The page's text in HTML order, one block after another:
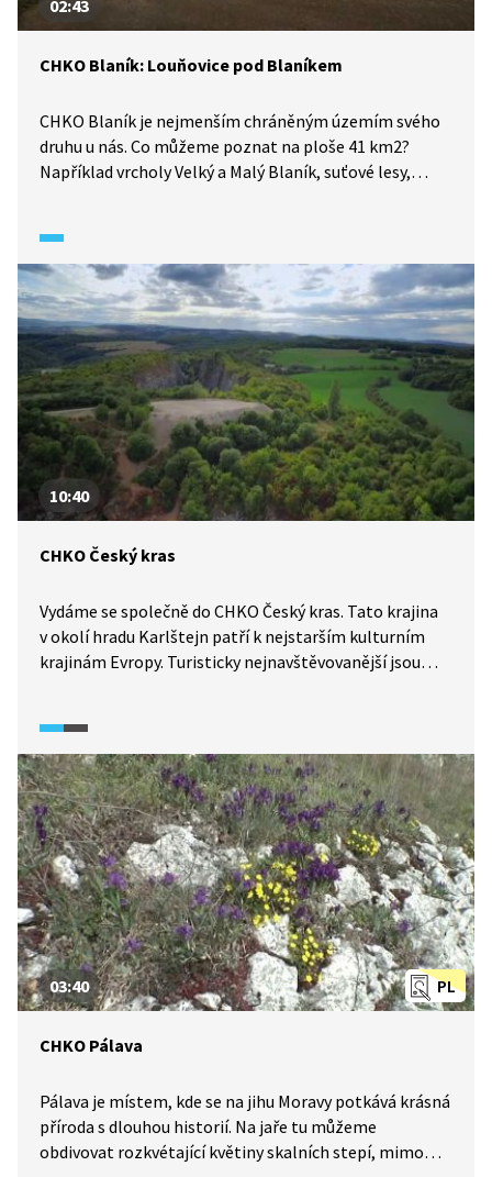
02:43
CHKO Blaník: Louňovice pod Blaníkem
CHKO Blaník je nejmenším chráněným územím svého
druhu u nás. Co můžeme poznat na ploše 41 km2?
Například vrcholy Velký a Malý Blaník, suťové lesy,
v Louňovicích pod Blaníkem.
10:40
CHKO Český kras
Vydáme se společně do CHKO Český kras. Tato krajina
v okolí hradu Karlštejn patří k nejstarším kulturním
krajinám Evropy. Turisticky nejnavštěvovanější jsou
známá, přesto stejně pozoruhodná místa.
PL
03:40
CHKO Pálava
Pálava je místem, kde se na jihu Moravy potkává krásná
příroda s dlouhou historií. Na jaře tu můžeme
obdivovat rozkvétající květiny skalních stepí, mimo